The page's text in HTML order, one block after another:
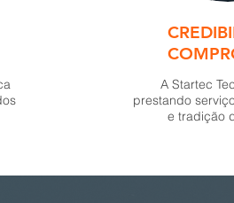
A Startec
prestando
e tradição